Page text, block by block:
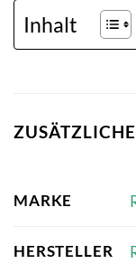
Inhalt
MARKE
HERSTELLER